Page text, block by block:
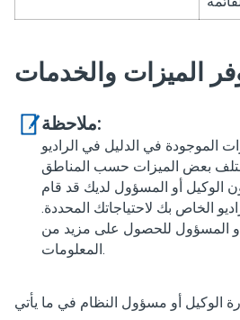
الميزات والخدمات
في الدليل في الراديو
الميزات حسب المناطق
أو المسؤول لديك قد قام
بك لاحتياجاتك المحددة.
للحصول على مزيد من